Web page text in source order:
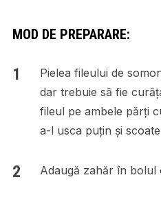
MOD DE PREPARARE:
Pielea fileului de
dar trebuie să fie
fileul pe ambele părți
a-l usca puțin și
Adaugă zahăr în bolul